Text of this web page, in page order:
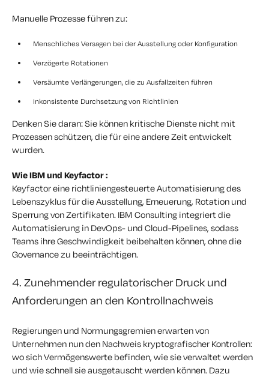
Manuelle Prozesse führen zu:
Menschliches Versagen bei der Ausstellung oder Konfiguration
Verzögerte Rotationen
Versäumte Verlängerungen, die zu Ausfallzeiten führen
Inkonsistente Durchsetzung von Richtlinien
Denken Sie daran: Sie können kritische Dienste nicht mit
Prozessen schützen, die für eine andere Zeit entwickelt
wurden.
Wie IBM und Keyfactor :
Keyfactor eine richtliniengesteuerte Automatisierung des
Lebenszyklus für die Ausstellung, Erneuerung, Rotation und
Sperrung von Zertifikaten. IBM Consulting integriert die
Automatisierung in DevOps- und Cloud-Pipelines, sodass
Teams ihre Geschwindigkeit beibehalten können, ohne die
Governance zu beeinträchtigen.
4. Zunehmender regulatorischer Druck und
Anforderungen an den Kontrollnachweis
Regierungen und Normungsgremien erwarten von
Unternehmen nun den Nachweis kryptografischer Kontrollen:
wo sich Vermögenswerte befinden, wie sie verwaltet werden
und wie schnell sie ausgetauscht werden können. Dazu